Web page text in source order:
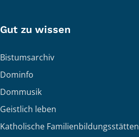
Gut zu wissen
Bistumsarchiv
Dominfo
Dommusik
Geistlich leben
Katholische Familienbildungsstätten